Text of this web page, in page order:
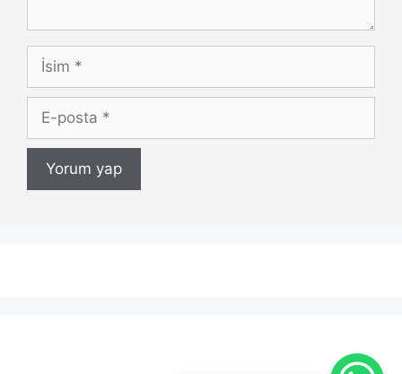
İsim
posta